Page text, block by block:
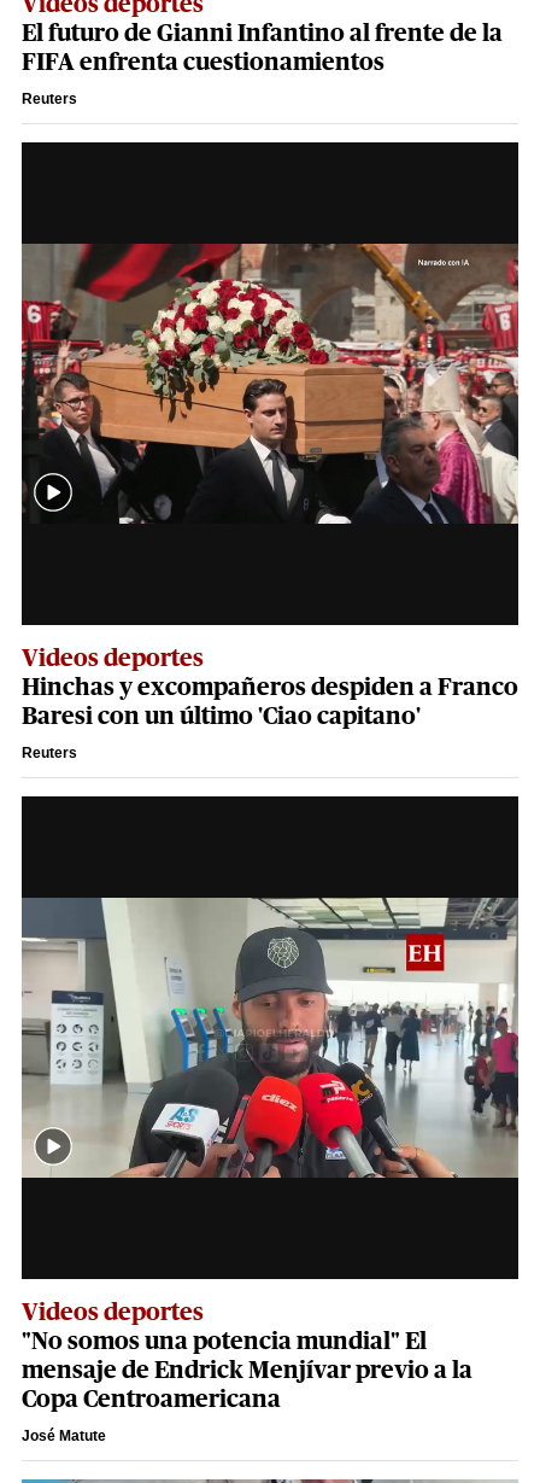
El futuro de Gianni Infantino al frente de la
FIFA enfrenta cuestionamientos
Reuters
Videos deportes
Hinchas y excompañeros despiden a Franco
Baresi con un último 'Ciao capitano'
Reuters
Videos deportes
"No somos una potencia mundial" El
mensaje de Endrick Menjívar previo a la
Copa Centroamericana
José Matute